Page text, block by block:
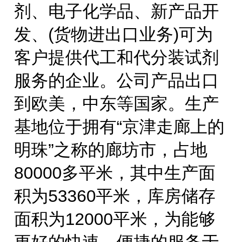
剂、电子化学品、新产品开
发、(货物进出口业务)可为
客户提供代工和代分装试剂
服务的企业。公司产品出口
到欧美，中东等国家。生产
基地位于拥有“京津走廊上的
明珠”之称的廊坊市，占地
80000多平米，其中生产面
积为53360平米，库房储存
面积为12000平米，为能够